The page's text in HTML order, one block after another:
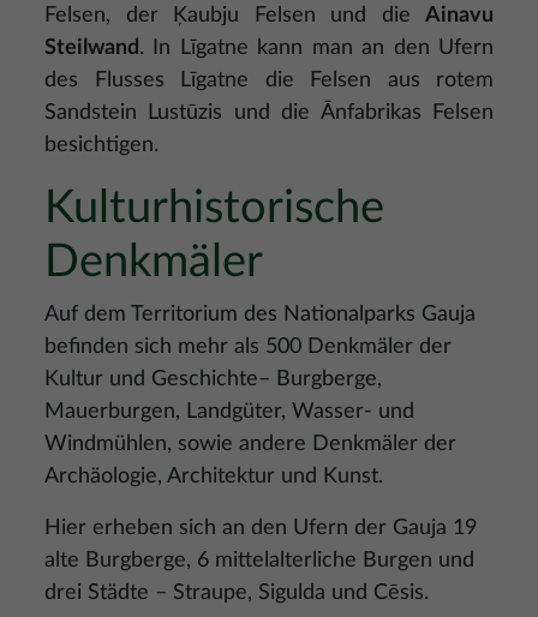
Felsen, der Ķaubju Felsen und die Ainavu
Steilwand . In Līgatne kann man an den Ufern
des Flusses Līgatne die Felsen aus rotem
Sandstein Lustūzis und die Ānfabrikas Felsen
besichtigen.
Kulturhistorische
Denkmäler
Auf dem Territorium des Nationalparks Gauja
befinden sich mehr als 500 Denkmäler der
Kultur und Geschichte– Burgberge,
Mauerburgen, Landgüter, Wasser- und
Windmühlen, sowie andere Denkmäler der
Archäologie, Architektur und Kunst.
Hier erheben sich an den Ufern der Gauja 19
alte Burgberge, 6 mittelalterliche Burgen und
drei Städte – Straupe, Sigulda und Cēsis.